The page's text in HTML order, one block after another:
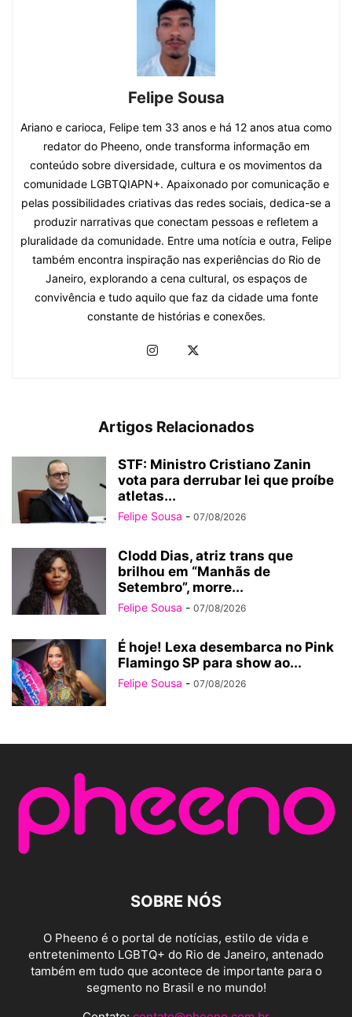
Felipe Sousa
Ariano e carioca, Felipe tem 33 anos e há 12 anos atua como
redator do Pheeno, onde transforma informação em
conteúdo sobre diversidade, cultura e os movimentos da
comunidade LGBTQIAPN+. Apaixonado por comunicação e
pelas possibilidades criativas das redes sociais, dedica-se a
produzir narrativas que conectam pessoas e refletem a
pluralidade da comunidade. Entre uma notícia e outra, Felipe
também encontra inspiração nas experiências do Rio de
Janeiro, explorando a cena cultural, os espaços de
convivência e tudo aquilo que faz da cidade uma fonte
constante de histórias e conexões.
Artigos Relacionados
STF: Ministro Cristiano Zanin
vota para derrubar lei que proíbe
atletas...
Felipe Sousa - 07/08/2026
Clodd Dias, atriz trans que
brilhou em “Manhãs de
Setembro”, morre...
Felipe Sousa - 07/08/2026
É hoje! Lexa desembarca no Pink
Flamingo SP para show ao...
Felipe Sousa - 07/08/2026
SOBRE NÓS
O Pheeno é o portal de notícias, estilo de vida e
entretenimento LGBTQ+ do Rio de Janeiro, antenado
também em tudo que acontece de importante para o
segmento no Brasil e no mundo!